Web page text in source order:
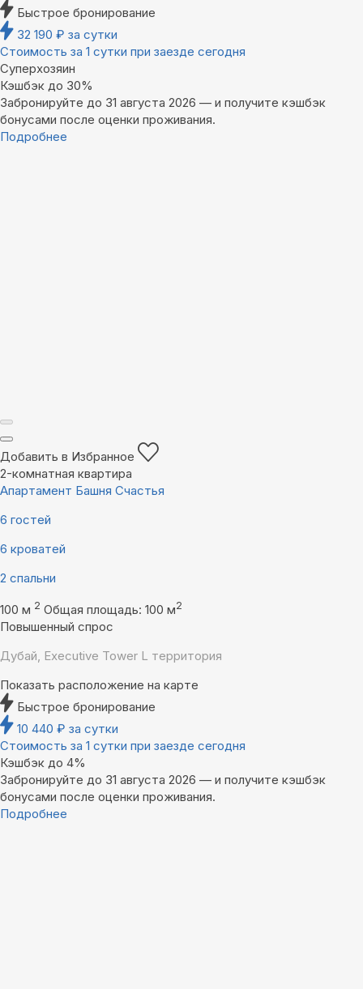
Быстрое бронирование
32 190 ₽ за сутки
Стоимость за 1 сутки при заезде сегодня
Суперхозяин
Кэшбэк до 30%
Забронируйте до 31 августа 2026 — и получите кэшбэк
бонусами после оценки проживания.
Подробнее
Добавить в Избранное
2-комнатная квартира
Апартамент Башня Счастья
6 гостей
6 кроватей
2 спальни
100 м 2 Общая площадь: 100 м2
Повышенный спрос
Дубай, Executive Tower L территория
Показать расположение на карте
Быстрое бронирование
10 440 ₽ за сутки
Стоимость за 1 сутки при заезде сегодня
Кэшбэк до 4%
Забронируйте до 31 августа 2026 — и получите кэшбэк
бонусами после оценки проживания.
Подробнее